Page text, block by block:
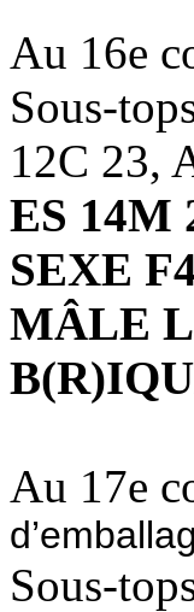
Au 16e
Sous-
12C 23,
ES 14M
SEXE
MÂLE
Au 17e
Sous-